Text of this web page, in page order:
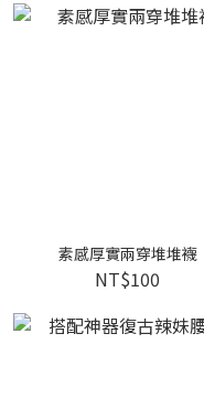
素感厚實兩穿堆堆襪
NT$100